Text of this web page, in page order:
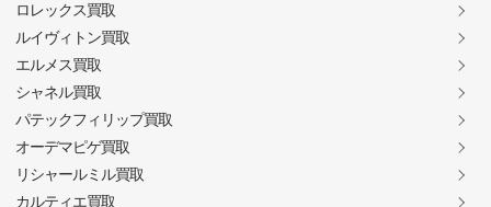
ロレックス買取
ルイヴィトン買取
エルメス買取
シャネル買取
パテックフィリップ買取
オーデマピゲ買取
リシャールミル買取
カルティエ買取